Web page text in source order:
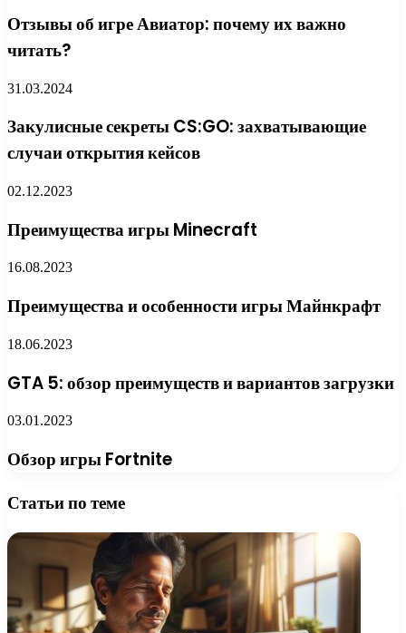
Отзывы об игре Авиатор: почему их важно
читать?
31.03.2024
Закулисные секреты CS:GO: захватывающие
случаи открытия кейсов
02.12.2023
Преимущества игры Minecraft
16.08.2023
Преимущества и особенности игры Майнкрафт
18.06.2023
GTA 5: обзор преимуществ и вариантов загрузки
03.01.2023
Обзор игры Fortnite
Статьи по теме